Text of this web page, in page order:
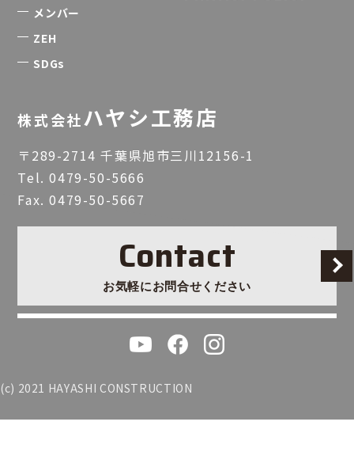
メンバー
ZEH
SDGs
株式会社ハヤシ工務店
〒289-2714 千葉県旭市三川12156-1
Tel.0479-50-5666
Fax. 0479-50-5667
Contact
お気軽にお問合せください
(c) 2021 HAYASHI CONSTRUCTION